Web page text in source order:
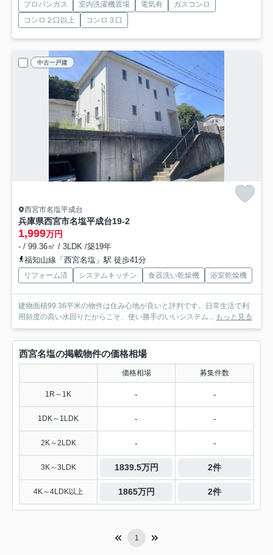
プロパンガス 室内洗濯機置場 電気有
ガスコンロ
コンロ２口以上
コンロ３口
中古一戸建
西宮市名塩平成台
兵庫県西宮市名塩平成台19-2
1,999万円
- / 99.36㎡ / 3LDK /築19年
福知山線「西宮名塩」駅 徒歩41分
リフォーム済 システムキッチン 食器洗い乾燥機 浴室乾燥機
建物面積99.36平米の物件は住み心地が良いと評判です。日常生活で利
用頻度の高い水回りだからこそ、使い勝手のいいシステム... もっと見る
西宮名塩の掲載物件の価格相場
価格相場 募集件数
1R～1K - -
1DK～1LDK - -
2K～2LDK - -
3K～3LDK 1839.5万円 2件
4K～4LDK以上 1865万円 2件
1